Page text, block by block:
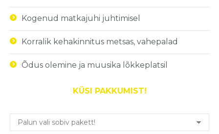
Kogenud matkajuhi juhtimisel
Korralik kehakinnitus metsas, vahepalad
Õdus olemine ja muusika lõkkeplatsil
KÜSI PAKKUMIST!